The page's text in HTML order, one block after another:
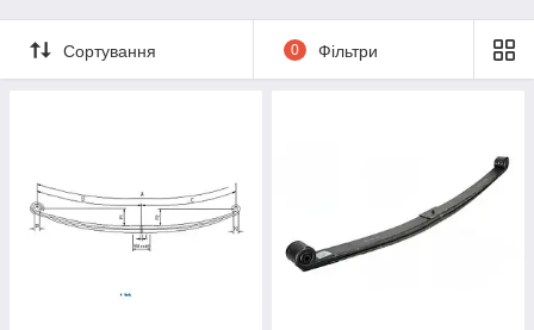
Сортування 0 Фільтри